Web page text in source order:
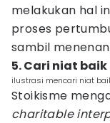
melakukan hal
proses
sambil
5. Cari niat
ilustrasi mencari niat
Stoikisme
charitable